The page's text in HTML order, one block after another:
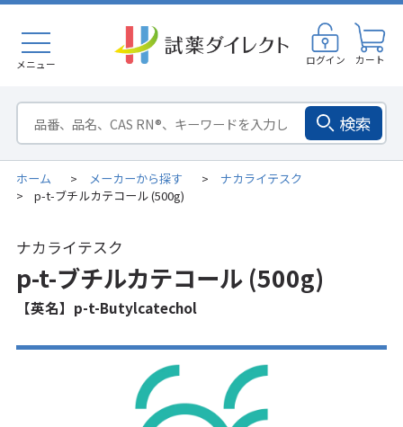
メニュー ログイン カート
検索
ホーム > メーカーから探す > ナカライテスク
> p-t-ブチルカテコール (500g)
ナカライテスク
p-t-ブチルカテコール (500g)
【英名】p-t-Butylcatechol